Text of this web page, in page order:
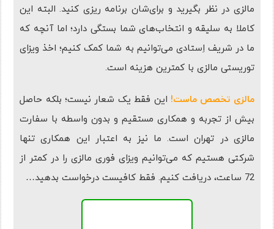
مالزی در نظر بگیرید و برای‌شان برنامه ریزی کنید. البته این
کاملا به سلیقه و انتخاب‌های شما بستگی دارد؛ اما آنچه که
ما در شریف اِستادی می‌توانیم به شما کمک کنیم؛ اخذ ویزای
توریستی مالزی با کمترین هزینه است.
مالزی تخصص ماست! این فقط یک شعار نیست؛ بلکه حاصل
بیش از تجربه و همکاری مستقیم و بدون واسطه با سفارت
مالزی در تهران است. ما نیز به اعتبار این همکاری تنها
شرکتی هستیم که می‌توانیم ویزای فوری مالزی را در کمتر از
72 ساعت، دریافت کنیم. فقط کافیست درخواست بدهید…